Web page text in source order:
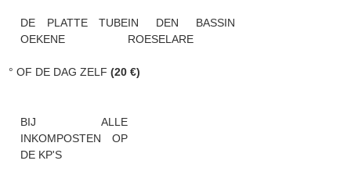
DE PLATTE TUBE
OEKENE
IN DEN BASSIN
ROESELARE
° OF DE DAG ZELF(20 €)
BIJ ALLE
INKOMPOSTEN OP
DE KP'S